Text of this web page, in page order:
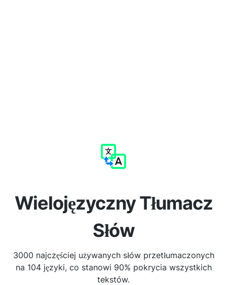
Wielojęzyczny Tłumacz
Słów
3000 najczęściej używanych słów przetłumaczonych
na 104 języki, co stanowi 90% pokrycia wszystkich
tekstów.